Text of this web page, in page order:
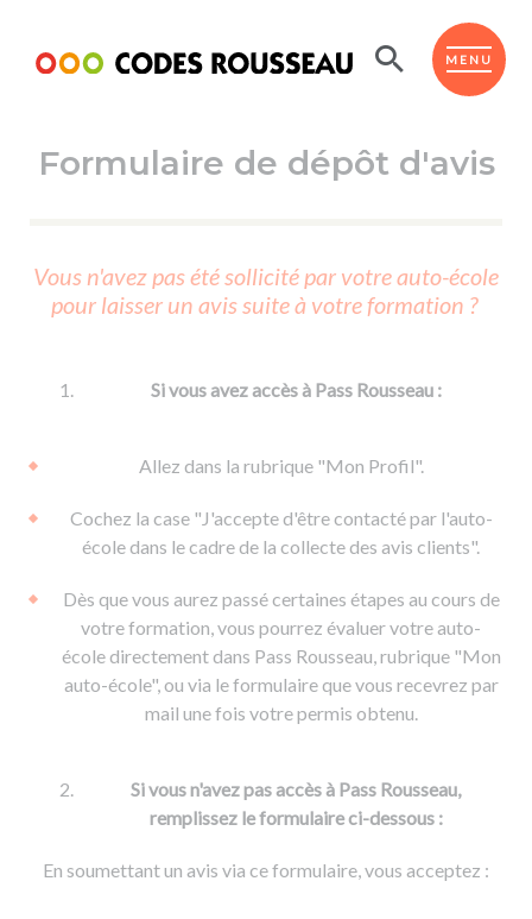
MENU
ESPACE ÉLÈVE
Code de la route
Passer l'ASSR
Réviser le code
Passer l'ETM
Permis voiture
Permis remorque
Permis & handicap
d'apprentissage
De la conduite en voiture
De la conduite à moto
Voir tous les supports
Formations pro.
Permis poids lourd
Formation FCO
Formation CACES
Devenir enseignant de la conduite
Ressources
Formulaire de dépôt d'avis
Vous n'avez pas été sollicité par votre auto-école
pour laisser un avis suite à votre formation ?
Si vous avez accès à Pass Rousseau :
Allez dans la rubrique "Mon Profil".
Cochez la case "J'accepte d'être contacté par l'auto-
école dans le cadre de la collecte des avis clients".
Dès que vous aurez passé certaines étapes au cours de
votre formation, vous pourrez évaluer votre auto-
école directement dans Pass Rousseau, rubrique "Mon
auto-école", ou via le formulaire que vous recevrez par
mail une fois votre permis obtenu.
Si vous n'avez pas accès à Pass Rousseau,
remplissez le formulaire ci-dessous :
En soumettant un avis via ce formulaire, vous acceptez :